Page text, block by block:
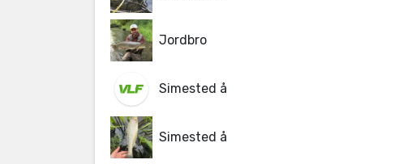
Jordbro
Simested å
Simested å